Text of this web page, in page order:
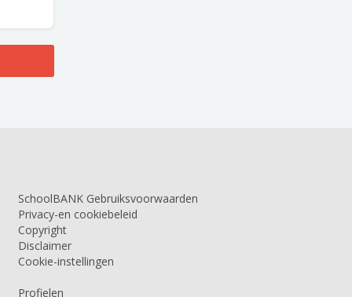
SchoolBANK Gebruiksvoorwaarden
Privacy-en cookiebeleid
Copyright
Disclaimer
Cookie-instellingen
Profielen